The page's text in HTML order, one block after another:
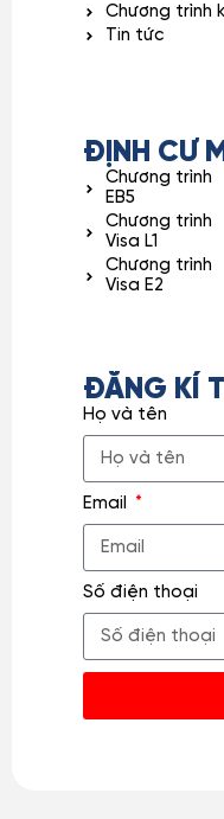
Chương trình
Tin tức
ĐỊNH CƯ
Chương trình
EB5
Chương trình
Visa L1
Chương trình
Visa E2
ĐĂNG KÍ
Họ và tên
Email
Số điện thoại